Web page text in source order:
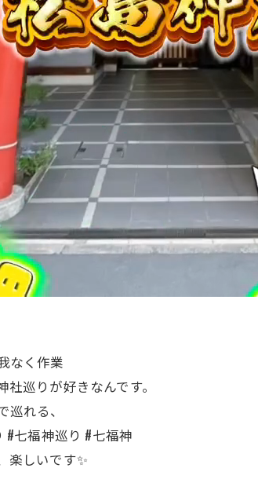
なく作業
巡りが好きなんです。
れる、
#七福神巡り #七福神
楽しいです✨